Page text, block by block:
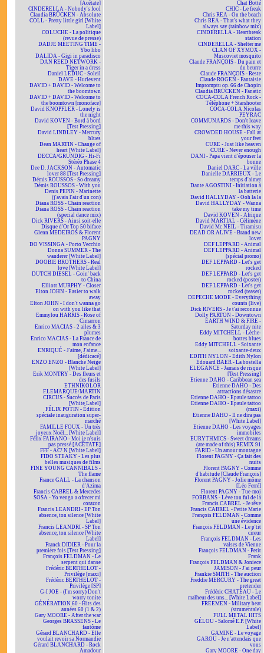
[Acétate]
CINDERELLA - Nobody's fool
Claudia BRÜCKEN - Absolute
COLL - Pretty little girl [White
Label]
COLUCHE - La politique
(revue de presse)
DADJE MEETING TIME -
Ybo libo
DALIDA - Gigi in paradisco
DAN REED NETWORK -
Tiger in a dress
Daniel LEDUC - Soleil
DAVE - Hurlevent
DAVID + DAVID - Welcome to
the boomtown
DAVID + DAVID - Welcome to
the boomtown [monoface]
David KNOPFLER - Lonely is
the night
David KOVEN - Bord à bord
[Test Pressing]
David LINDLEY - Mercury
blues
Dean MARTIN - Change of
heart [White Label]
DECCA/GRUNDIG - Hi-Fi
Stéréo Phase 4
Dee D. JACKSON - Automatic
lover 88 [Test Pressing]
Démis ROUSSOS - So dreamy
Démis ROUSSOS - With you
Denis PEPIN - Marinette
(j'avais l'air d'un con)
Diana ROSS - Chain reaction
Diana ROSS - Chain reaction
(special dance mix)
Dick RIVERS - Ainsi soit-elle
Disque d'Or Top 50 biface
Glenn MEDEIROS & Florent
PAGNY
DO VISSINGA - Porto Vecchio
Donna SUMMER - The
wanderer [White Label]
DOOBIE BROTHERS - Real
love [White Label]
DUTCH DIESEL - Goin' back
to China
Elliott MURPHY - Closer
Elton JOHN - Easier to walk
away
Elton JOHN - I don't wanna go
on with you like that
Emmylou HARRIS - Rose of
Cimarron
Enrico MACIAS - 2 ailes & 3
plumes
Enrico MACIAS - La France de
mon enfance
ENRIQUÉ - J'aime, J'aime...
[dédicacé]
ENZO ENZO - Blanche Neige
[White Label]
Erik MONTRY - Des fleurs et
des fusils
ETHNIKOLOR
F.LEMARQUE/MARTIN
CIRCUS - Succès de Paris
[White Label]
FÉLIX POTIN - Édition
spéciale inauguration super-
marché
FAMILLE FOUX - Un très
joyeux Noël... [White Label]
Félix FAIRANO - Moi je n'suis
pas pressé [ACÉTATE]
FFF - AC² N [White Label]
FIDO STEAKY - Les plus
belles musiques de films
FINE YOUNG CANNIBALS -
The flame
France GALL - La chanson
d'Azima
Francis CABREL & Mercedes
SOSA - Yo vengo a ofrecer mi
corazon
Francis LEANDRI - EP Ton
absence, ton silence [White
Label]
Francis LEANDRI - SP Ton
absence, ton silence [White
Label]
Franck DIDIER - Pour la
première fois [Test Pressing]
François FELDMAN - Le
serpent qui danse
Frédéric BERTHELOT -
Privilège [maxi]
Frédéric BERTHELOT -
Privilège [SP]
G-I JOE - (I'm sorry) Don't
worry tonite
GÉNÉRATION 60 - Hits des
années 60 (1 & 2)
Gary MOORE - After the war
Georges BRASSENS - Le
fantôme
Gérard BLANCHARD - Elle
voulait revoir sa Normandie
Gérard BLANCHARD - Rock
Amadour
Chat Botté
CHIC - Le freak
Chris REA - On the beach
Chris REA - That's what they
always say (rainbow mix)
CINDERELLA - Heartbreak
station
CINDERELLA - Shelter me
CLAN OF XYMOX -
Muscoviet mosquito
Claude FRANÇOIS - Du pain et
du beurre
Claude FRANÇOIS - Reste
Claude ROGEN - Fantaisie
Impromptu op. 66 de Chopin
Claudia BRÜCKEN - Fanatic
COCA-COLA French Rock -
Téléphone + Starshooter
COCA-COLA Nicolas
PEYRAC
COMMUNARDS - Don't leave
me this way
CROWDED HOUSE - Fall at
your feet
CURE - Just like heaven
CURE - Never enough
DANI - Papa vient d'épouser la
bonne
Daniel DARC - La ville
Danielle DARRIEUX - Le
temps d'aimer
Dante AGOSTINI - Initiation à
la batterie
David HALLYDAY - Ooh la la
David HALLYDAY - Wanna
take my time
David KOVEN - Afrique
David MARTIAL - Célimène
David Mc NEIL - Tiramisu
DEAD OR ALIVE - Brand new
lover
DEF LEPPARD - Animal
DEF LEPPARD - Animal
(spécial promo)
DEF LEPPARD - Let's get
rocked
DEF LEPPARD - Let's get
rocked (poster)
DEF LEPPARD - Let's get
rocked (teaser)
DEPECHE MODE - Everything
counts (live)
Dick RIVERS - Je t'ai reconnue
Dolly PARTON - Downtown
EARTH WIND & FIRE -
Saturday nite
Eddy MITCHELL - Lèche-
bottes blues
Eddy MITCHELL - Soixante
soixante-deux
EDITH NYLON - Edith Nylon
Edouard BAER - La bostella
ELEGANCE - Jamais de risque
[Test Pressing]
Etienne DAHO - Caribbean sea
Etienne DAHO - Des
attractions désastre
Etienne DAHO - Epaule tattoo
Etienne DAHO - Epaule tattoo
(maxi)
Etienne DAHO - Il ne dira pas
[White Label]
Etienne DAHO - Les voyages
immobiles
EURYTHMICS - Sweet dreams
(are made of this) REMIX 91
FARID - Un amour montagne
Florent PAGNY - Ça fait des
nuits
Florent PAGNY - Comme
d'habitude [Claude François]
Florent PAGNY - Jolie môme
[Léo Ferré]
Florent PAGNY - Tue-moi
FORBANS - Lève ton ful de là
Francis CABREL - Je rêve
Francis CABREL - Petite Marie
François FELDMAN - Comme
une évidence
François FELDMAN - Le p'tit
cireur
François FELDMAN - Les
valses de Vienne
François FELDMAN - Petit
Frank
François FELDMAN & Joniece
JAMISON - J'ai peur
Frankie SMITH - The auction
Freddie MERCURY - The great
pretender
Frédéric CHATEAU - Le
malheur des uns... [White Label]
FREEMEN - Military beat
(strumentale)
FULL METAL HITS
GÉLOU - Salomé E.P. [White
Label]
GAMINE - Le voyage
GAROU - Je n'attendais que
vous
Gary MOORE - One day